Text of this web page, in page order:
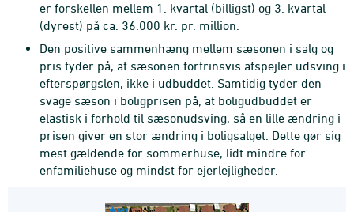
er forskellen mellem 1. kvartal (billigst) og 3. kvartal
(dyrest) på ca. 36.000 kr. pr. million.
Den positive sammenhæng mellem sæsonen i salg og
pris tyder på, at sæsonen fortrinsvis afspejler udsving i
efterspørgslen, ikke i udbuddet. Samtidig tyder den
svage sæson i bolig­prisen på, at boligudbuddet er
elastisk i forhold til sæsonudsving, så en lille ændring i
prisen giver en stor ændring i boligsalget. Dette gør sig
mest gældende for sommerhuse, lidt min­dre for
enfamiliehuse og mindst for ejerlejligheder.